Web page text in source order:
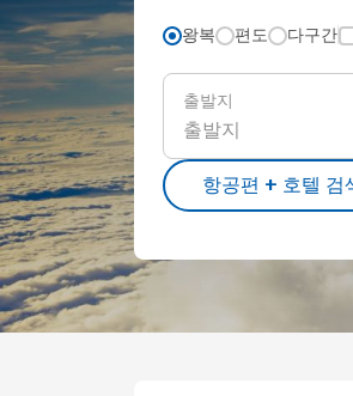
왕복 편도 다구간
출발지
항공편 + 호텔 검